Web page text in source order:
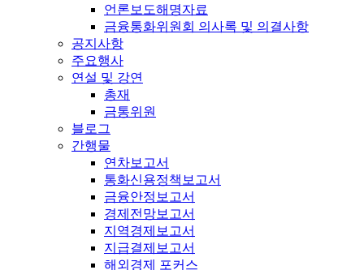
언론보도해명자료
금융통화위원회 의사록 및 의결사항
공지사항
주요행사
연설 및 강연
총재
금통위원
블로그
간행물
연차보고서
통화신용정책보고서
금융안정보고서
경제전망보고서
지역경제보고서
지급결제보고서
해외경제 포커스